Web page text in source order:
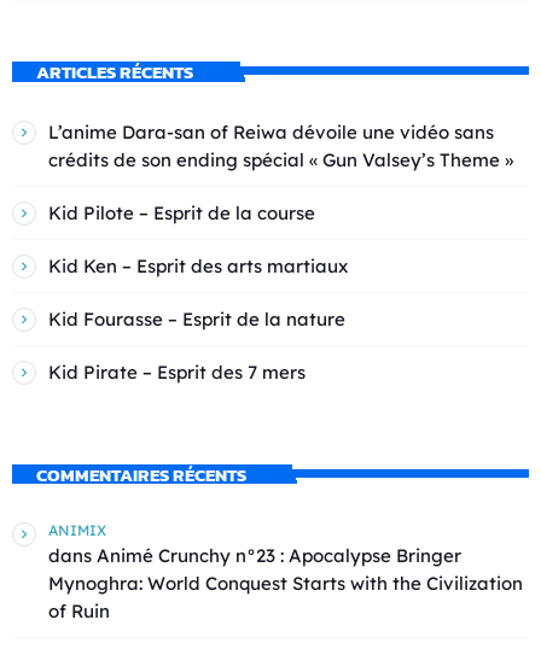
ARTICLES RÉCENTS
L’anime Dara-san of Reiwa dévoile une vidéo sans
crédits de son ending spécial « Gun Valsey’s Theme »
Kid Pilote – Esprit de la course
Kid Ken – Esprit des arts martiaux
Kid Fourasse – Esprit de la nature
Kid Pirate – Esprit des 7 mers
COMMENTAIRES RÉCENTS
ANIMIX
dans Animé Crunchy n°23 : Apocalypse Bringer
Mynoghra: World Conquest Starts with the Civilization
of Ruin